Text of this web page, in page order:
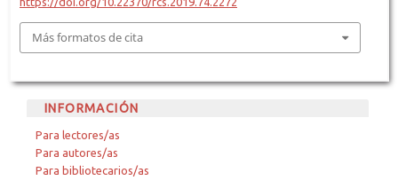
Más formatos de cita
INFORMACIÓN
Para lectores/as
Para autores/as
Para bibliotecarios/as